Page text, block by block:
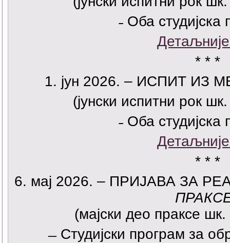
˗ Оба студијска
* * *
1. јун 2026. – ИСПИТ ИЗ
(јунски испитни рок
˗ Оба студијска
* * *
6. мај 2026. – ПРИЈАВА ЗА
(мајски део праксе
Студијски програм за